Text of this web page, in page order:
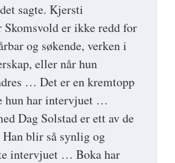
sagte. Kjersti
Skomsvold er ikke redd for
og søkende, verken i
eller når hun
… Det er en kremtopp
hun har intervjuet …
Dag Solstad er ett av de
Han blir så synlig og
intervjuet … Boka har